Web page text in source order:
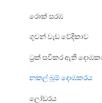
රොක් සරඹ
ගුවන් වැඩ වේදිකාව
ට්‍රක් සවිකර ඇති
නකල් බූම් දොඹකරය
ලෝඩරය